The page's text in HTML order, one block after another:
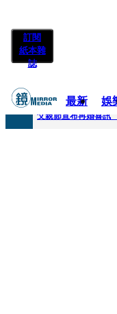
訂閱
紙本雜
誌
最新 娛
快訊
父親節宣布再婚喜訊